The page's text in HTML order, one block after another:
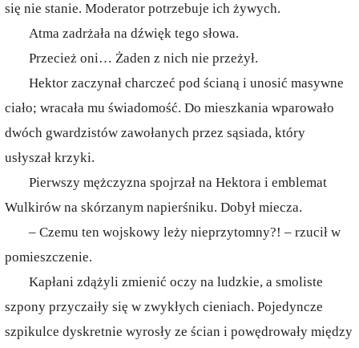
się nie stanie. Moderator potrzebuje ich żywych.
Atma zadrżała na dźwięk tego słowa.
Przecież oni… Żaden z nich nie przeżył.
Hektor zaczynał charczeć pod ścianą i unosić masywne
ciało; wracała mu świadomość. Do mieszkania wparowało
dwóch gwardzistów zawołanych przez sąsiada, który
usłyszał krzyki.
Pierwszy mężczyzna spojrzał na Hektora i emblemat
Wulkirów na skórzanym napierśniku. Dobył miecza.
– Czemu ten wojskowy leży nieprzytomny?! – rzucił w
pomieszczenie.
Kapłani zdążyli zmienić oczy na ludzkie, a smoliste
szpony przyczaiły się w zwykłych cieniach. Pojedyncze
szpikulce dyskretnie wyrosły ze ścian i powędrowały między